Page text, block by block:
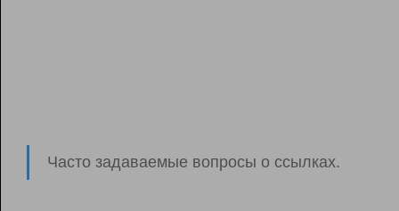
Часто задаваемые вопросы о ссылках.